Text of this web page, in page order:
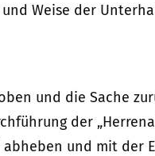
Weise der
und die Sache
der
und mit der